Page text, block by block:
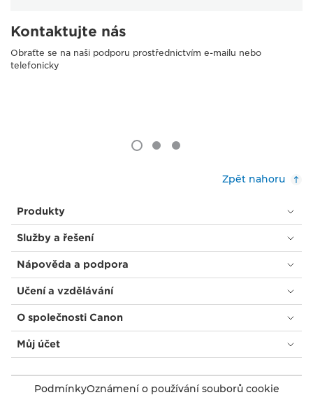
Kontaktujte nás
Obraťte se na naši podporu prostřednictvím e-mailu nebo
telefonicky
Zpět nahoru
Produkty
Služby a řešení
Nápověda a podpora
Učení a vzdělávání
O společnosti Canon
Můj účet
PodmínkyOznámení o používání souborů cookie